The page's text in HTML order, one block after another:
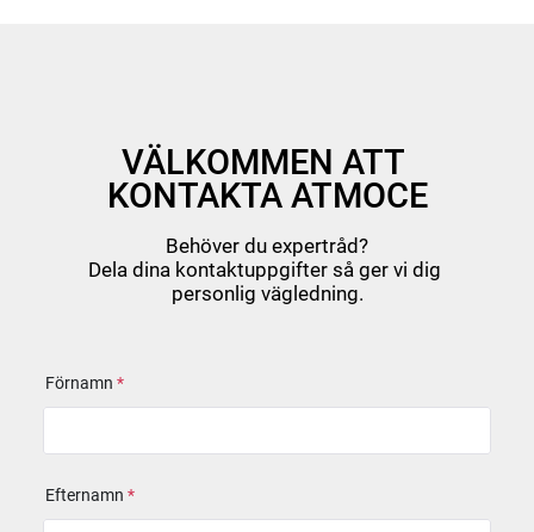
VÄLKOMMEN ATT
KONTAKTA ATMOCE
Behöver du expertråd?
Dela dina kontaktuppgifter så ger vi dig
personlig vägledning.
Förnamn *
Efternamn *